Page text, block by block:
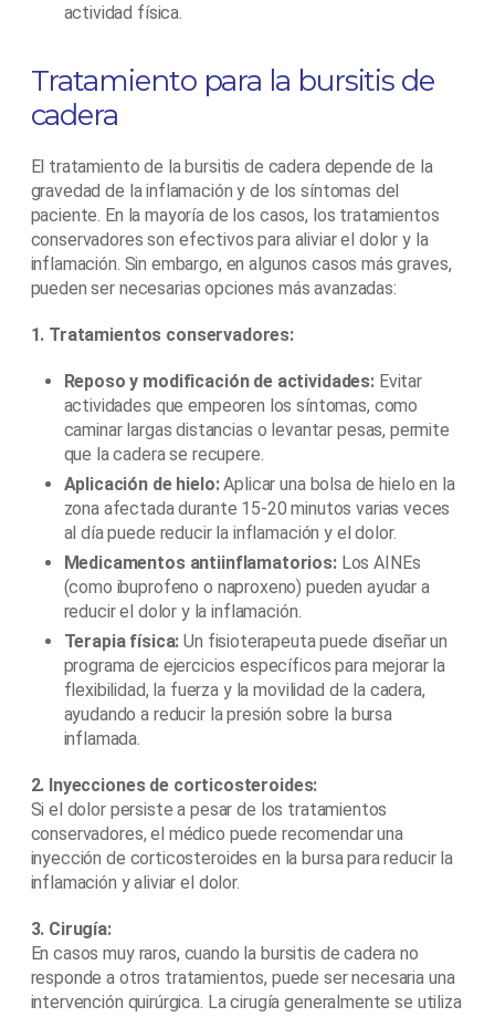
actividad física.
Tratamiento para la bursitis de
cadera
El tratamiento de la bursitis de cadera depende de la
gravedad de la inflamación y de los síntomas del
paciente. En la mayoría de los casos, los tratamientos
conservadores son efectivos para aliviar el dolor y la
inflamación. Sin embargo, en algunos casos más graves,
pueden ser necesarias opciones más avanzadas:
1. Tratamientos conservadores:
Reposo y modificación de actividades:Evitar
actividades que empeoren los síntomas, como
caminar largas distancias o levantar pesas, permite
que la cadera se recupere.
Aplicación de hielo:Aplicar una bolsa de hielo en la
zona afectada durante 15-20 minutos varias veces
al día puede reducir la inflamación y el dolor.
Medicamentos antiinflamatorios:Los AINEs
(como ibuprofeno o naproxeno) pueden ayudar a
reducir el dolor y la inflamación.
Terapia física: Un fisioterapeuta puede diseñar un
programa de ejercicios específicos para mejorar la
flexibilidad, la fuerza y la movilidad de la cadera,
ayudando a reducir la presión sobre la bursa
inflamada.
2. Inyecciones de corticosteroides:
Si el dolor persiste a pesar de los tratamientos
conservadores, el médico puede recomendar una
inyección de corticosteroides en la bursa para reducir la
inflamación y aliviar el dolor.
3. Cirugía:
En casos muy raros, cuando la bursitis de cadera no
responde a otros tratamientos, puede ser necesaria una
intervención quirúrgica. La cirugía generalmente se utiliza